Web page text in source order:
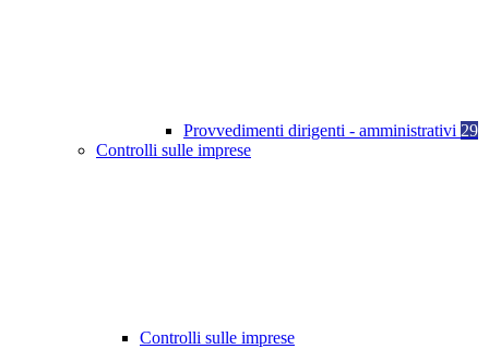
Provvedimenti dirigenti - amministrativi 29
Controlli sulle imprese
Controlli sulle imprese